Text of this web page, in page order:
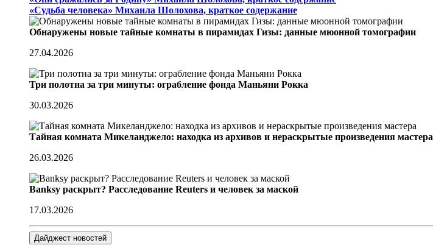
«Судьба человека» Михаила Шолохова, краткое содержание
Обнаружены новые тайные комнаты в пирамидах Гизы: данные мюонной томографии
27.04.2026
Три полотна за три минуты: ограбление фонда Маньяни Рокка
30.03.2026
Тайная комната Микеланджело: находка из архивов и нераскрытые произведения мастера
26.03.2026
Banksy раскрыт? Расследование Reuters и человек за маской
17.03.2026
Дайджест новостей